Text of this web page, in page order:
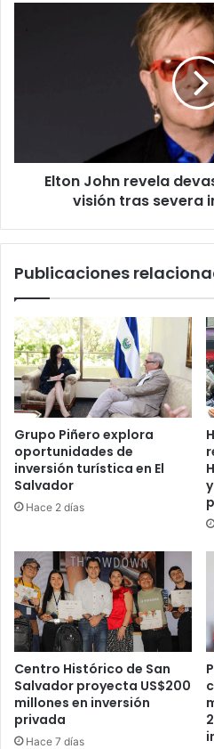
severa
infecciónElton John revela
visión tras severa
Publicaciones
Grupo Piñero explora
oportunidades de
inversión turística en El
Salvador
Hace 2 días
Centro Histórico de San
Salvador proyecta US$200
millones en inversión
privada
Hace 7 días